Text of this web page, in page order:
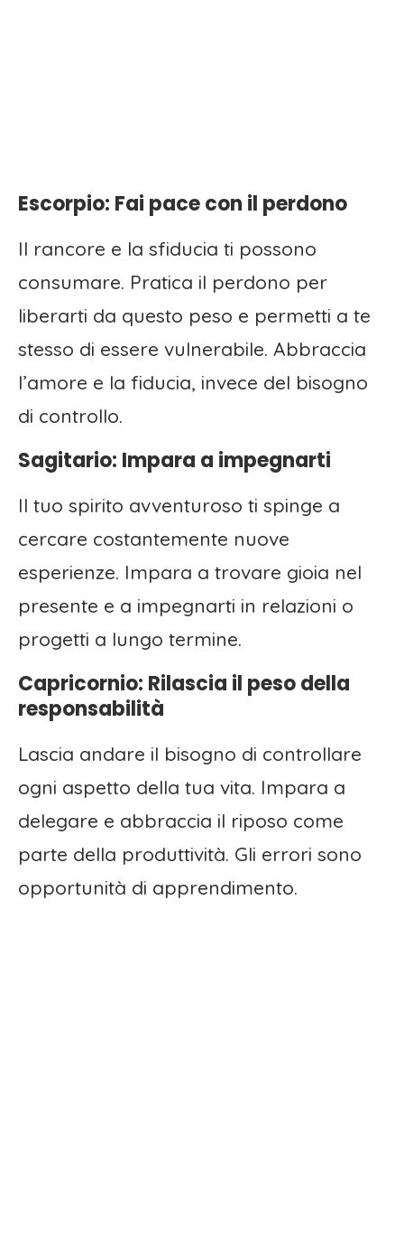
Escorpio: Fai pace con il perdono
Il rancore e la sfiducia ti possono
consumare. Pratica il perdono per
liberarti da questo peso e permetti a te
stesso di essere vulnerabile. Abbraccia
l’amore e la fiducia, invece del bisogno
di controllo.
Sagitario: Impara a impegnarti
Il tuo spirito avventuroso ti spinge a
cercare costantemente nuove
esperienze. Impara a trovare gioia nel
presente e a impegnarti in relazioni o
progetti a lungo termine.
Capricornio: Rilascia il peso della
responsabilità
Lascia andare il bisogno di controllare
ogni aspetto della tua vita. Impara a
delegare e abbraccia il riposo come
parte della produttività. Gli errori sono
opportunità di apprendimento.